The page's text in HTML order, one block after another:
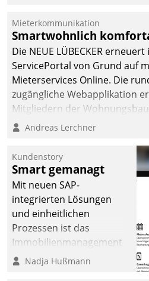
Mieterkommunikation
Smartwohnlich
Die NEUE LÜBECKER
ServicePortal von Grund auf
Mieterservices Online. Die
zugängliche Webapplikation
Mitgliedern der
Kontaktaufnahme per
Andreas Lerchner
Kundenstory
Smart gemanagt
Mit neuen SAP-
integrierten Lösungen
und einheitlichen
Prozessen ist das
Immobilienmanagement
der Bayerischen
Nadja Hußmann